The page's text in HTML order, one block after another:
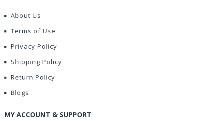
About Us
Terms of Use
Privacy Policy
Shipping Policy
Return Policy
Blogs
MY ACCOUNT & SUPPORT